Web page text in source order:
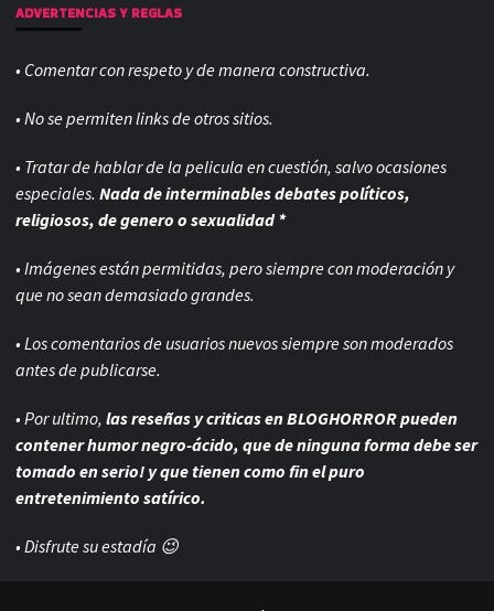
ADVERTENCIAS Y REGLAS
• Comentar con respeto y de manera constructiva.
• No se permiten links de otros sitios.
• Tratar de hablar de la pelicula en cuestión, salvo ocasiones
especiales. Nada de interminables debates políticos,
religiosos, de genero o sexualidad *
• Imágenes están permitidas, pero siempre conmoderación y
que no sean demasiado grandes.
• Los comentarios de usuarios nuevos siempre son moderados
antes de publicarse.
• Por ultimo, las reseñas y criticas en BLOGHORROR pueden
contener humor negro-ácido, que de ninguna forma debe ser
tomado en serio! y que tienen como fin el puro
entretenimiento satírico.
• Disfrute su estadía 😉